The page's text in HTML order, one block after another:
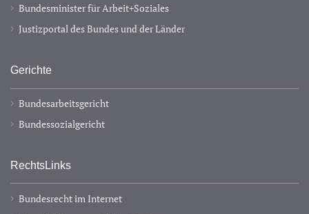
Bundesminister für Arbeit+Soziales
Justizportal des Bundes und der Länder
Gerichte
Bundesarbeitsgericht
Bundessozialgericht
RechtsLinks
Bundesrecht im Internet